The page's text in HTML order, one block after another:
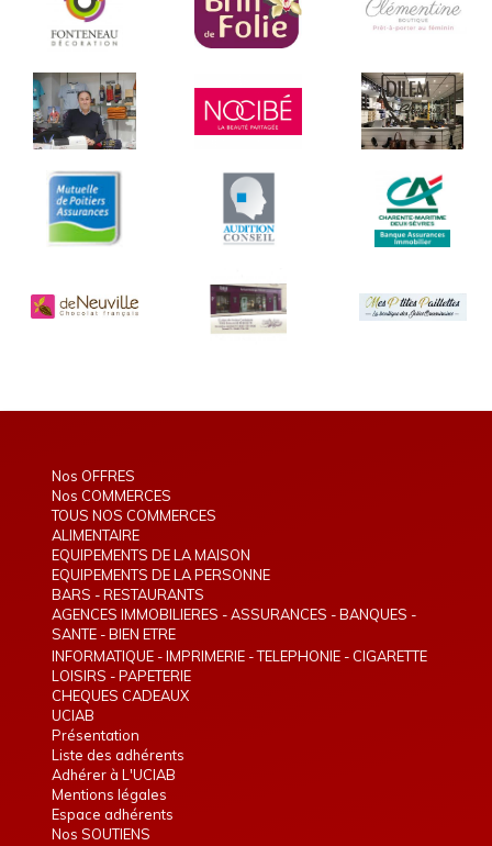
Nos OFFRES
Nos COMMERCES
TOUS NOS COMMERCES
ALIMENTAIRE
EQUIPEMENTS DE LA MAISON
EQUIPEMENTS DE LA PERSONNE
BARS - RESTAURANTS
AGENCES IMMOBILIERES - ASSURANCES - BANQUES -
TELEPHONIE - INTERIM
SANTE - BIEN ETRE
INFORMATIQUE - IMPRIMERIE - TELEPHONIE - CIGARETTE
ELECTRONIQUE
LOISIRS - PAPETERIE
CHEQUES CADEAUX
UCIAB
Présentation
Liste des adhérents
Adhérer à L'UCIAB
Mentions légales
Espace adhérents
Nos SOUTIENS